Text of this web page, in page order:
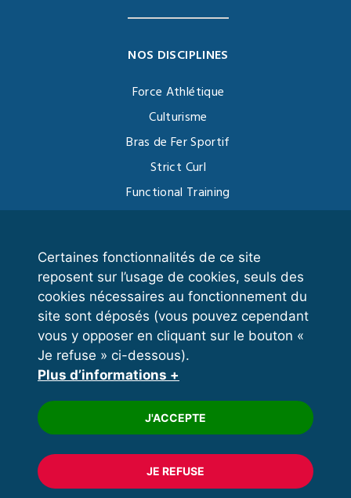
Certaines fonctionnalités de ce site
reposent sur l’usage de cookies, seuls des
cookies nécessaires au fonctionnement du
site sont déposés (vous pouvez cependant
vous y opposer en cliquant sur le bouton «
Je refuse » ci-dessous).
Plus d’informations +
J'ACCEPTE
JE REFUSE
NOS DISCIPLINES
Force Athlétique
Culturisme
Bras de Fer Sportif
Strict Curl
Functional Training
VOS ESPACES
Espace dirigeant
Espace licencié
Trouver un club
Formation
© 2020 FFFORCE Tous droits réservés